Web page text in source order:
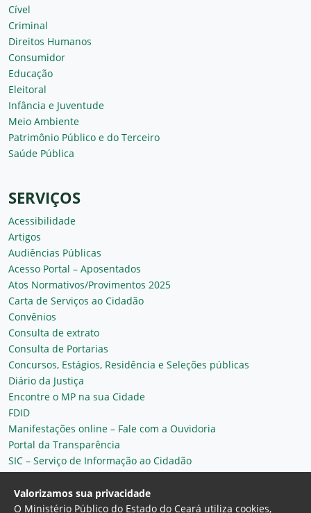
Cível
Criminal
Direitos Humanos
Consumidor
Educação
Eleitoral
Infância e Juventude
Meio Ambiente
Patrimônio Público e do Terceiro
Saúde Pública
SERVIÇOS
Acessibilidade
Artigos
Audiências Públicas
Acesso Portal – Aposentados
Atos Normativos/Provimentos 2025
Carta de Serviços ao Cidadão
Convênios
Consulta de extrato
Consulta de Portarias
Concursos, Estágios, Residência e Seleções públicas
Diário da Justiça
Encontre o MP na sua Cidade
FDID
Manifestações online – Fale com a Ouvidoria
Portal da Transparência
SIC – Serviço de Informação ao Cidadão
Plantão MP do Ceará
Secretaria Geral
Valorizamos sua privacidade
O Ministério Público do Estado do Ceará utiliza cookies,